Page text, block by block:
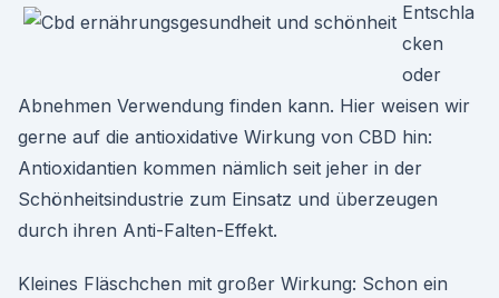
Entschla
cken
oder
Abnehmen Verwendung finden kann. Hier weisen wir
gerne auf die antioxidative Wirkung von CBD hin:
Antioxidantien kommen nämlich seit jeher in der
Schönheitsindustrie zum Einsatz und überzeugen
durch ihren Anti-Falten-Effekt.
Kleines Fläschchen mit großer Wirkung: Schon ein